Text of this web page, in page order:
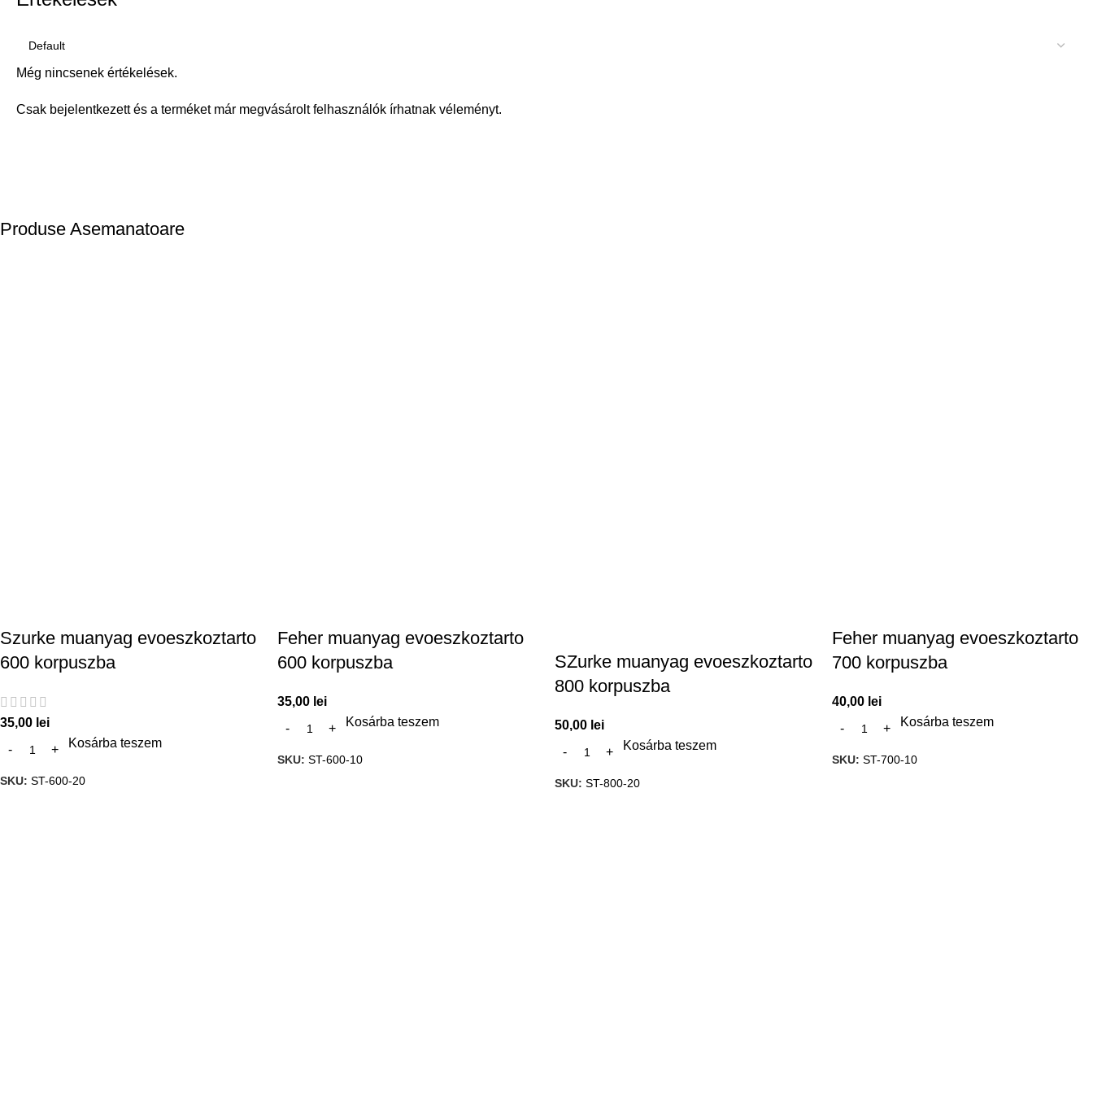
Még nincsenek értékelések.
Csak bejelentkezett és a terméket már megvásárolt felhasználók írhatnak véleményt.
Produse Asemanatoare
Szurke muanyag evoeszkoztarto
600 korpuszba
35,00 lei
Kosárba teszem
SKU: ST-600-20
Feher muanyag evoeszkoztarto
600 korpuszba
35,00 lei
Kosárba teszem
SKU: ST-600-10
SZurke muanyag evoeszkoztarto
800 korpuszba
50,00 lei
Kosárba teszem
SKU: ST-800-20
Feher muanyag evoeszkoztarto
700 korpuszba
40,00 lei
Kosárba teszem
SKU: ST-700-10